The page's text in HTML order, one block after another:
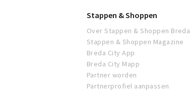
Stappen & Shoppen
Over Stappen & Shoppen Breda
Stappen & Shoppen Magazine
Breda City App
Breda City Mapp
Partner worden
Partnerprofiel aanpassen